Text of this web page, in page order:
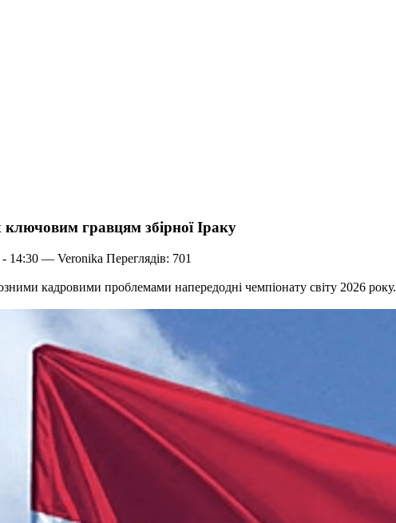
гравцям збірної Іраку
- 14:30 — Veronika Переглядів: 701
кадровими проблемами напередодні чемпіонату світу 2026 року.